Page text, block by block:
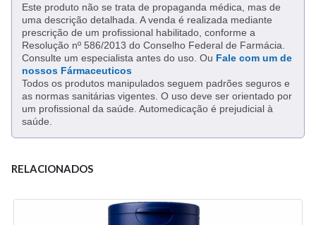
Este produto não se trata de propaganda médica, mas de
uma descrição detalhada. A venda é realizada mediante
prescrição de um profissional habilitado, conforme a
Resolução nº 586/2013 do Conselho Federal de Farmácia.
Consulte um especialista antes do uso. Ou Fale com um de
nossos Fármaceuticos
Todos os produtos manipulados seguem padrões seguros e
as normas sanitárias vigentes. O uso deve ser orientado por
um profissional da saúde. Automedicação é prejudicial à
saúde.
RELACIONADOS